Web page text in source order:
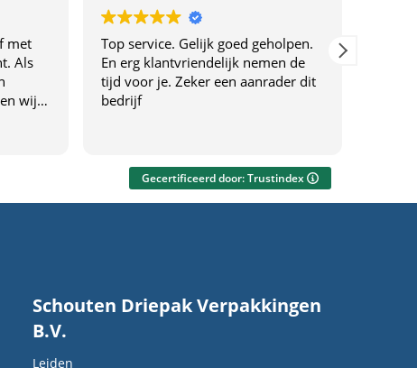
met
Als
wij
Top service. Gelijk goed geholpen.
En erg klantvriendelijk nemen de
tijd voor je. Zeker een aanrader dit
bedrijf
Gecertificeerd door: Trustindex
Schouten Driepak Verpakkingen
B.V.
Leiden